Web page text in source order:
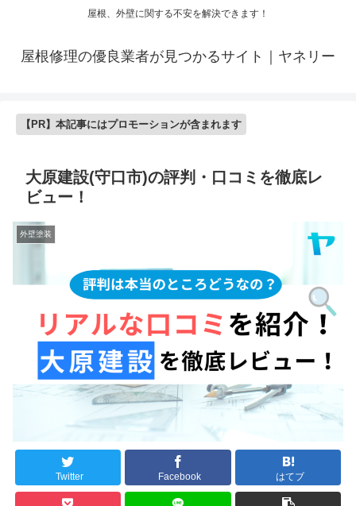
屋根、外壁に関する不安を解決できます！
屋根修理の優良業者が見つかるサイト｜ヤネリー
【PR】本記事にはプロモーションが含まれます
大原建設(守口市)の評判・口コミを徹底レ
ビュー！
外壁塗装
Twitter Facebook はてブ